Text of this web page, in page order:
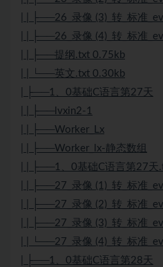
| | ├──26_录像 (3)_转_标准
| | ├──26_录像 (4)_转_标准
| | ├──提纲.txt 0.75kb
| | └──英文.txt 0.30kb
| ├──1、0基础C语言第27天
| | ├──lvxin2-1
| | ├──Worker_Lx
| | ├──Worker_lx-静态数组
| | ├──1、0基础C语言第27天
| | ├──27_录像 (1)_转_标准
| | ├──27_录像 (2)_转_标准
| | ├──27_录像 (3)_转_标准
| | └──27_录像 (4)_转_标准
| ├──1、0基础C语言第28天